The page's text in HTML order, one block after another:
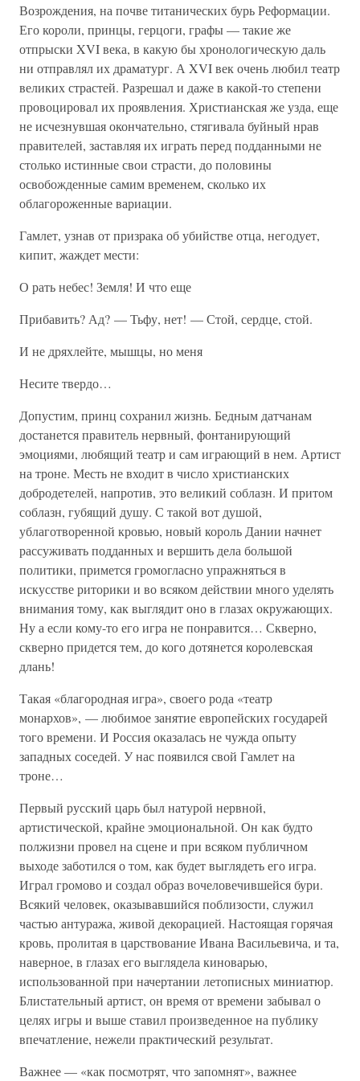
Возрождения, на почве титанических бурь Реформации.
Его короли, принцы, герцоги, графы — такие же
отпрыски XVI века, в какую бы хронологическую даль
ни отправлял их драматург. А XVI век очень любил театр
великих страстей. Разрешал и даже в какой-то степени
провоцировал их проявления. Христианская же узда, еще
не исчезнувшая окончательно, стягивала буйный нрав
правителей, заставляя их играть перед подданными не
столько истинные свои страсти, до половины
освобожденные самим временем, сколько их
облагороженные вариации.
Гамлет, узнав от призрака об убийстве отца, негодует,
кипит, жаждет мести:
О рать небес! Земля! И что еще
Прибавить? Ад? — Тьфу, нет! — Стой, сердце, стой.
И не дряхлейте, мышцы, но меня
Несите твердо…
Допустим, принц сохранил жизнь. Бедным датчанам
достанется правитель нервный, фонтанирующий
эмоциями, любящий театр и сам играющий в нем. Артист
на троне. Месть не входит в число христианских
добродетелей, напротив, это великий соблазн. И притом
соблазн, губящий душу. С такой вот душой,
ублаготворенной кровью, новый король Дании начнет
рассуживать подданных и вершить дела большой
политики, примется громогласно упражняться в
искусстве риторики и во всяком действии много уделять
внимания тому, как выглядит оно в глазах окружающих.
Ну а если кому-то его игра не понравится… Скверно,
скверно придется тем, до кого дотянется королевская
длань!
Такая «благородная игра», своего рода «театр
монархов», — любимое занятие европейских государей
того времени. И Россия оказалась не чужда опыту
западных соседей. У нас появился свой Гамлет на
троне…
Первый русский царь был натурой нервной,
артистической, крайне эмоциональной. Он как будто
полжизни провел на сцене и при всяком публичном
выходе заботился о том, как будет выглядеть его игра.
Играл громово и создал образ вочеловечившейся бури.
Всякий человек, оказывавшийся поблизости, служил
частью антуража, живой декорацией. Настоящая горячая
кровь, пролитая в царствование Ивана Васильевича, и та,
наверное, в глазах его выглядела киноварью,
использованной при начертании летописных миниатюр.
Блистательный артист, он время от времени забывал о
целях игры и выше ставил произведенное на публику
впечатление, нежели практический результат.
Важнее — «как посмотрят, что запомнят», важнее